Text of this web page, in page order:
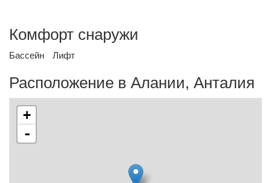
Комфорт снаружи
Бассейн Лифт
Расположение в Алании, Анталия
+
-